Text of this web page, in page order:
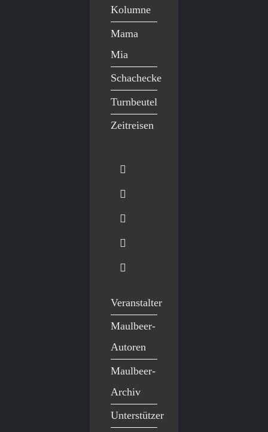
Kolumne
Mama
Mia
Schachecke
Turnbeutel
Zeitreisen
Veranstalter
Maulbeer-
Autoren
Maulbeer-
Archiv
Unterstützer